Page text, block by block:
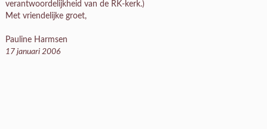
verantwoordelijkheid van de RK-kerk.)
Met vriendelijke groet,
Pauline Harmsen
17 januari 2006